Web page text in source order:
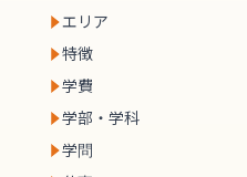
エリア
特徴
学費
学部・学科
学問